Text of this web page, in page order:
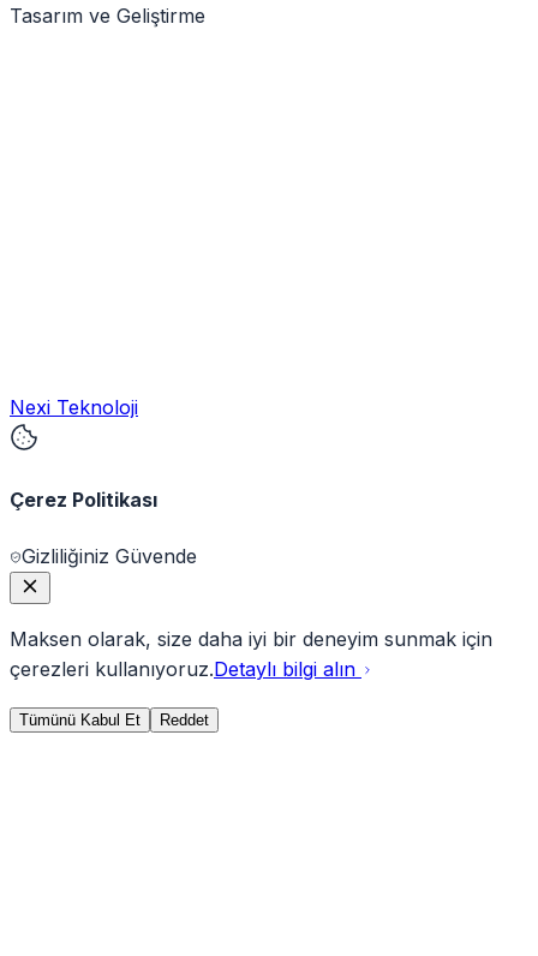
Tasarım ve Geliştirme
Nexi Teknoloji
Çerez Politikası
Gizliliğiniz Güvende
Maksen olarak, size daha iyi bir deneyim sunmak için
çerezleri kullanıyoruz.Detaylı bilgi alın
Tümünü Kabul Et Reddet